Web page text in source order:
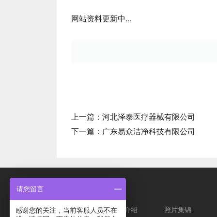
网站资料更新中...
上一篇： 河北泽泰医疗器械有限公司
下一篇： 广东易众洁净科技有限公司
展会概况 展馆介绍 照片集锦
请您留言
感谢您的关注，当前客服人员不在